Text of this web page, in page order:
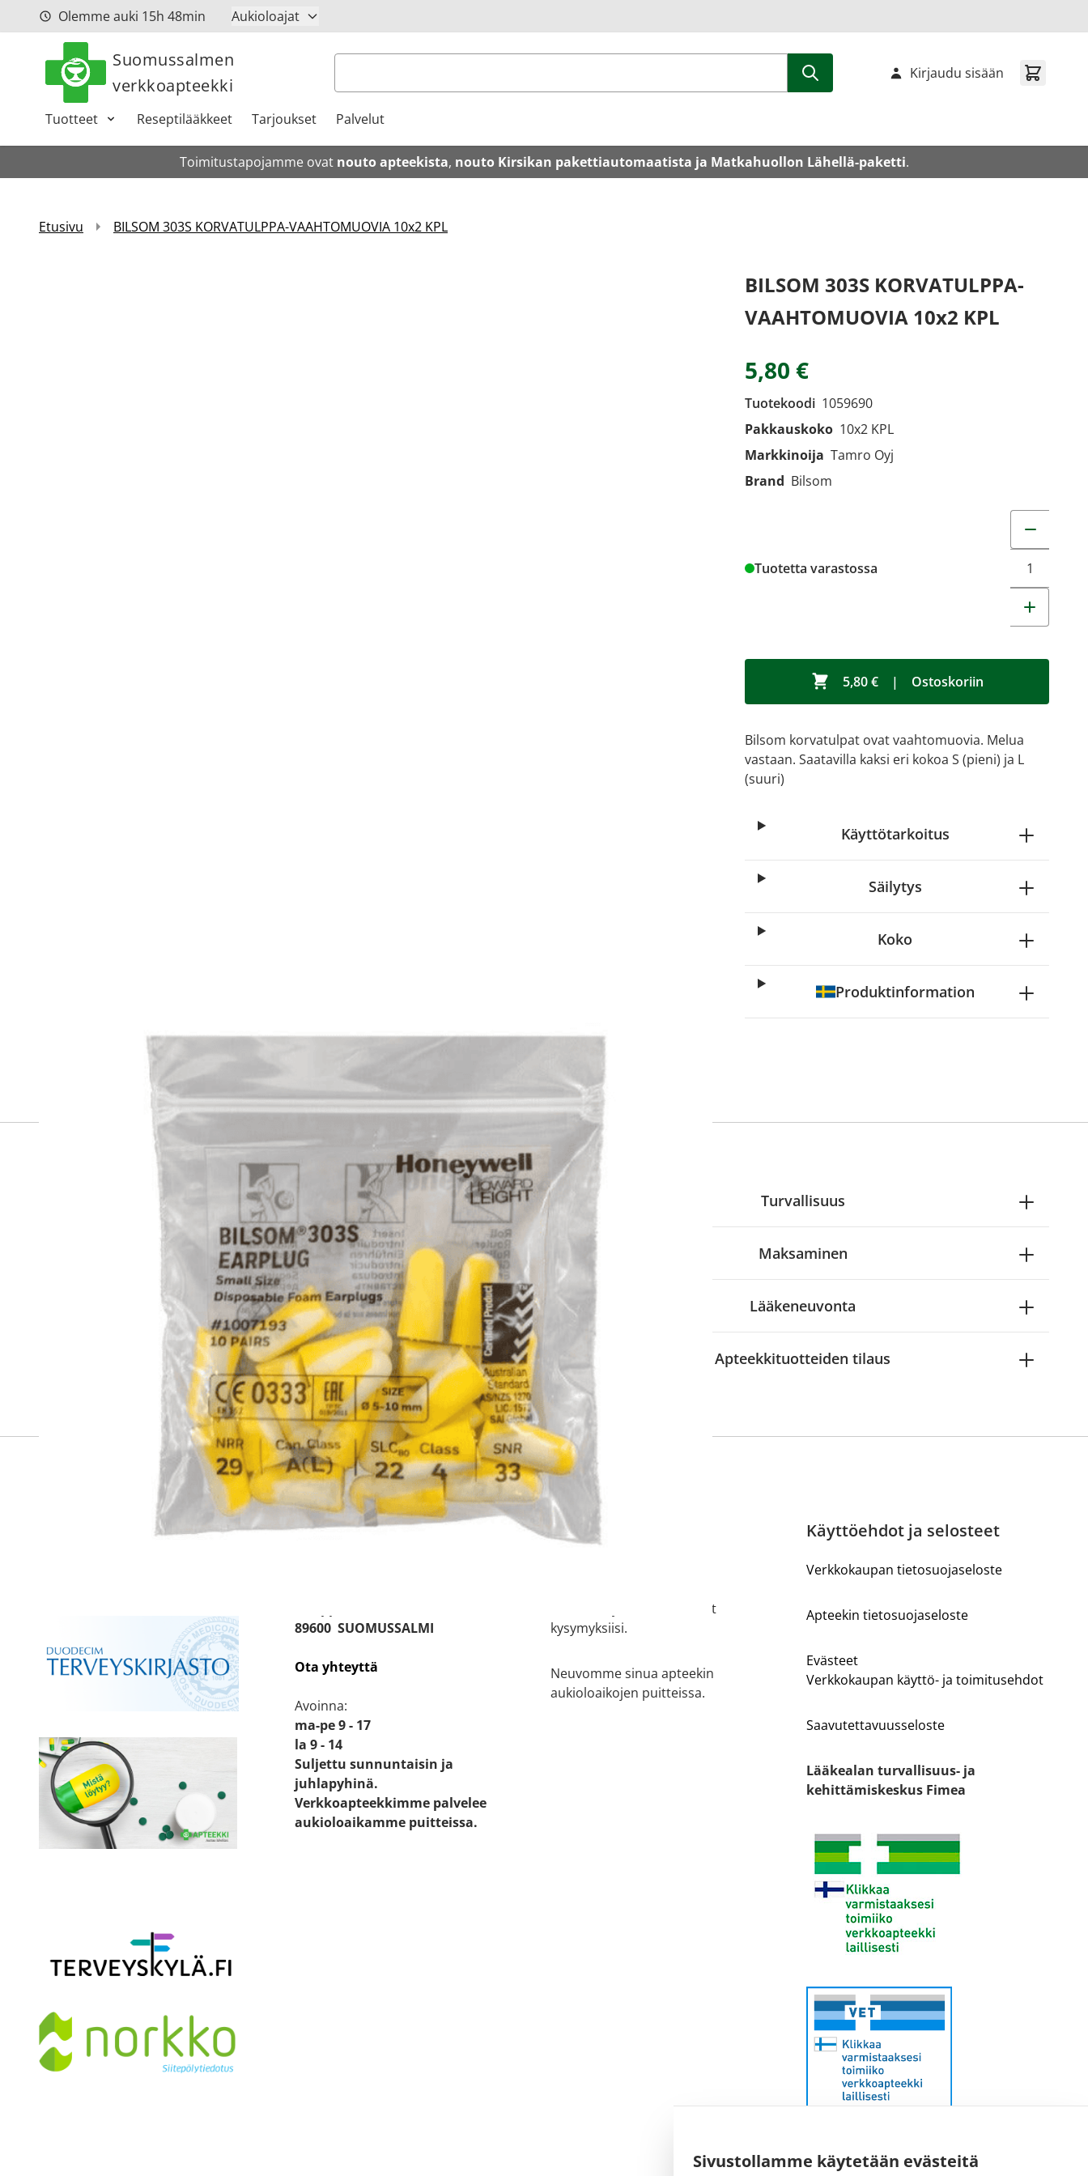
Sivustollamme käytetään evästeitä
Siirry sisältöönOlemme auki 15h 48min Aukioloajat
Suomussalmen
verkkoapteekki
Haku
Tuotteet Reseptilääkkeet Tarjoukset Palvelut
Kirjaudu sisään
Toimitustapojamme ovat nouto apteekista, nouto Kirsikan pakettiautomaatista ja Matkahuollon Lähellä-paketti.
Etusivu BILSOM 303S KORVATULPPA-VAAHTOMUOVIA 10x2 KPL
BILSOM 303S KORVATULPPA-
VAAHTOMUOVIA 10x2 KPL
5,80 €
Tuotekoodi 1059690
Pakkauskoko 10x2 KPL
Markkinoija Tamro Oyj
Brand Bilsom
Tuotetta varastossa
5,80 € | Ostoskoriin
Bilsom korvatulpat ovat vaahtomuovia. Melua
vastaan. Saatavilla kaksi eri kokoa S (pieni) ja L
(suuri)
Käyttötarkoitus
Säilytys
Koko
Produktinformation
Miten tilaan reseptilääkkeitä
verkkoapteekista?
Reseptilääkkeiden tilaaminen edellyttää voimassa olevaa reseptiä, ja voit
-palvelusta. Tilausta varten sinun pitää ensin
tunnistautua. Apteekki käsittelee tilauksesi, jonka jälkeen voit maksaa ostoksesi.
Siirry reseptilääketilaukseen
Turvallisuus
Maksaminen
Lääkeneuvonta
Apteekkituotteiden tilaus
Apteekin tiedot
89600 SUOMUSSALMI
Ota yhteyttä
Avoinna:
ma-pe 9 - 17
la 9 - 14
Suljettu sunnuntaisin ja
juhlapyhinä.
Verkkoapteekkimme palvelee
aukioloaikamme puitteissa.
Asiakaspalvelu
Asiantuntijamme vastaavat
kysymyksiisi.
Neuvomme sinua apteekin
aukioloaikojen puitteissa.
Käyttöehdot ja selosteet
Verkkokaupan tietosuojaseloste
Apteekin tietosuojaseloste
Evästeet
Verkkokaupan käyttö- ja toimitusehdot
Saavutettavuusseloste
Lääkealan turvallisuus- ja
kehittämiskeskus Fimea